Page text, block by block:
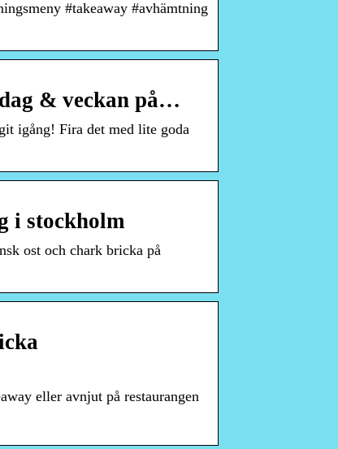
#takeaway #avhämtning
& veckan på…
igång! Fira det med lite goda
i stockholm
ost och chark bricka på
eller avnjut på restaurangen